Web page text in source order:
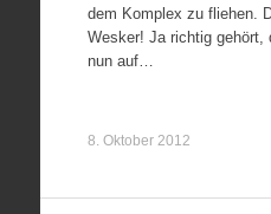
dem Komplex zu fliehen.
Wesker! Ja richtig gehört,
nun auf…
8. Oktober 2012